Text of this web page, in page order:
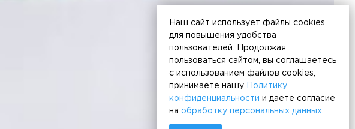
Наш сайт использует файлы cookies
для повышения удобства
пользователей. Продолжая
пользоваться сайтом, вы соглашаетесь
с использованием файлов cookies,
принимаете нашу
Политику
конфиденциальности
и даете согласие
на обработку персональных данных